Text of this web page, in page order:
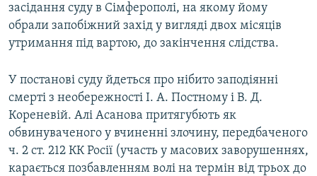
засідання суду в Сімферополі, на якому йому
обрали запобіжний захід у вигляді двох місяців
утримання під вартою, до закінчення слідства.
У постанові суду йдеться про нібито заподіянні
смерті з необережності І. А. Постному і В. Д.
Кореневій. Алі Асанова притягубють як
обвинуваченого у вчиненні злочину, передбаченого
ч. 2 ст. 212 КК Росії (участь у масових заворушеннях,
карається позбавленням волі на термін від трьох до